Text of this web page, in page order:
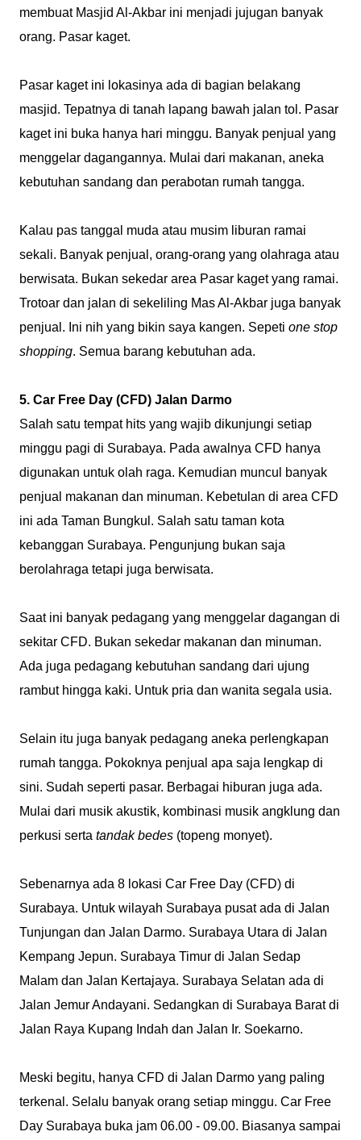
membuat Masjid Al-Akbar ini menjadi jujugan banyak
orang. Pasar kaget.
Pasar kaget ini lokasinya ada di bagian belakang
masjid. Tepatnya di tanah lapang bawah jalan tol. Pasar
kaget ini buka hanya hari minggu. Banyak penjual yang
menggelar dagangannya. Mulai dari makanan, aneka
kebutuhan sandang dan perabotan rumah tangga.
Kalau pas tanggal muda atau musim liburan ramai
sekali. Banyak penjual, orang-orang yang olahraga atau
berwisata. Bukan sekedar area Pasar kaget yang ramai.
Trotoar dan jalan di sekeliling Mas Al-Akbar juga banyak
penjual. Ini nih yang bikin saya kangen. Sepeti one stop
shopping. Semua barang kebutuhan ada.
5. Car Free Day (CFD) Jalan Darmo
Salah satu tempat hits yang wajib dikunjungi setiap
minggu pagi di Surabaya. Pada awalnya CFD hanya
digunakan untuk olah raga. Kemudian muncul banyak
penjual makanan dan minuman. Kebetulan di area CFD
ini ada Taman Bungkul. Salah satu taman kota
kebanggan Surabaya. Pengunjung bukan saja
berolahraga tetapi juga berwisata.
Saat ini banyak pedagang yang menggelar dagangan di
sekitar CFD. Bukan sekedar makanan dan minuman.
Ada juga pedagang kebutuhan sandang dari ujung
rambut hingga kaki. Untuk pria dan wanita segala usia.
Selain itu juga banyak pedagang aneka perlengkapan
rumah tangga. Pokoknya penjual apa saja lengkap di
sini. Sudah seperti pasar. Berbagai hiburan juga ada.
Mulai dari musik akustik, kombinasi musik angklung dan
perkusi serta tandak bedes (topeng monyet).
Sebenarnya ada 8 lokasi Car Free Day (CFD) di
Surabaya. Untuk wilayah Surabaya pusat ada di Jalan
Tunjungan dan Jalan Darmo. Surabaya Utara di Jalan
Kempang Jepun. Surabaya Timur di Jalan Sedap
Malam dan Jalan Kertajaya. Surabaya Selatan ada di
Jalan Jemur Andayani. Sedangkan di Surabaya Barat di
Jalan Raya Kupang Indah dan Jalan Ir. Soekarno.
Meski begitu, hanya CFD di Jalan Darmo yang paling
terkenal. Selalu banyak orang setiap minggu. Car Free
Day Surabaya buka jam 06.00 - 09.00. Biasanya sampai